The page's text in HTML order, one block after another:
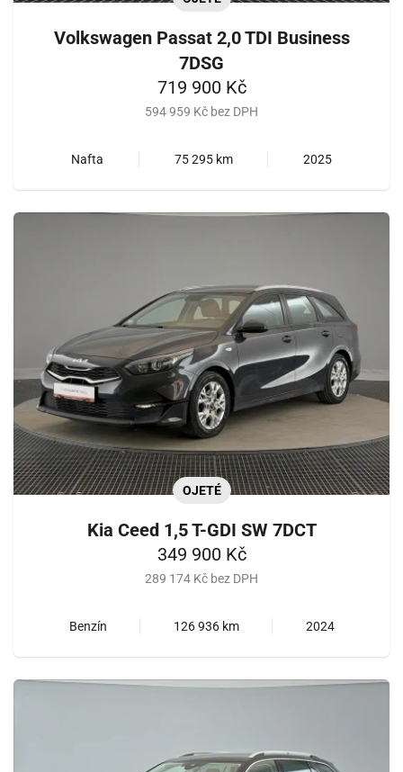
Volkswagen Passat 2,0 TDI Business
7DSG
719 900 Kč
594 959 Kč bez DPH
Nafta 75 295 km 2025
OJETÉ
Kia Ceed 1,5 T-GDI SW 7DCT
349 900 Kč
289 174 Kč bez DPH
Benzín 126 936 km 2024